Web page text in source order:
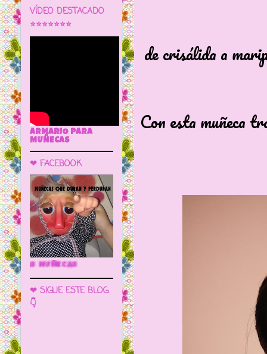
de crisálida a
Con esta muñeca
VÍDEO DESTACADO
⭐⭐⭐⭐⭐⭐⭐
ARMARIO PARA
MUÑECAS
❤ FACEBOOK
🌼 LA CUEVA DE LAS MUÑECAS
❤ SIGUE ESTE BLOG
👇